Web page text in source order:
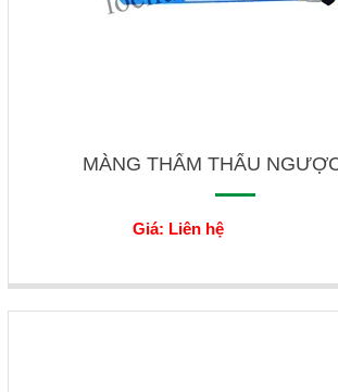
MÀNG THẨM THẤU
Giá: Liên hệ